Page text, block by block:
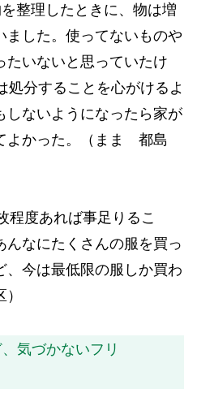
整理したときに、物は増
ました。使ってないものや
たいないと思っていたけ
処分することを心がけるよ
しないようになったら家が
よかった。（まま 都島
程度あれば事足りるこ
んなにたくさんの服を買っ
、今は最低限の服しか買わ
気づかないフリ